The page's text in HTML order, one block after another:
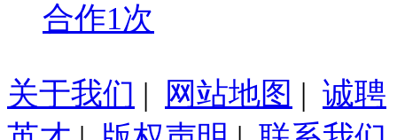
合作1次
关于我们 | 网站地图 | 诚聘